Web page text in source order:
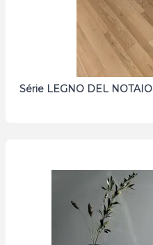
Série LEGNO DEL NOTAIO